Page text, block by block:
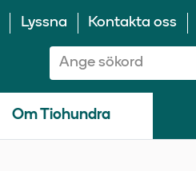
Lyssna Kontakta oss
Sök på 10100:
sökförslag
Om Tiohundra